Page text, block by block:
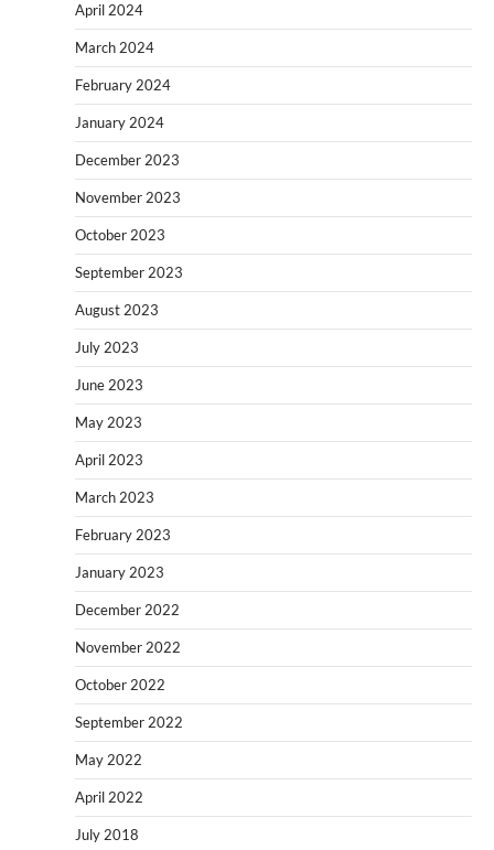
April 2024
March 2024
February 2024
January 2024
December 2023
November 2023
October 2023
September 2023
August 2023
July 2023
June 2023
May 2023
April 2023
March 2023
February 2023
January 2023
December 2022
November 2022
October 2022
September 2022
May 2022
April 2022
July 2018